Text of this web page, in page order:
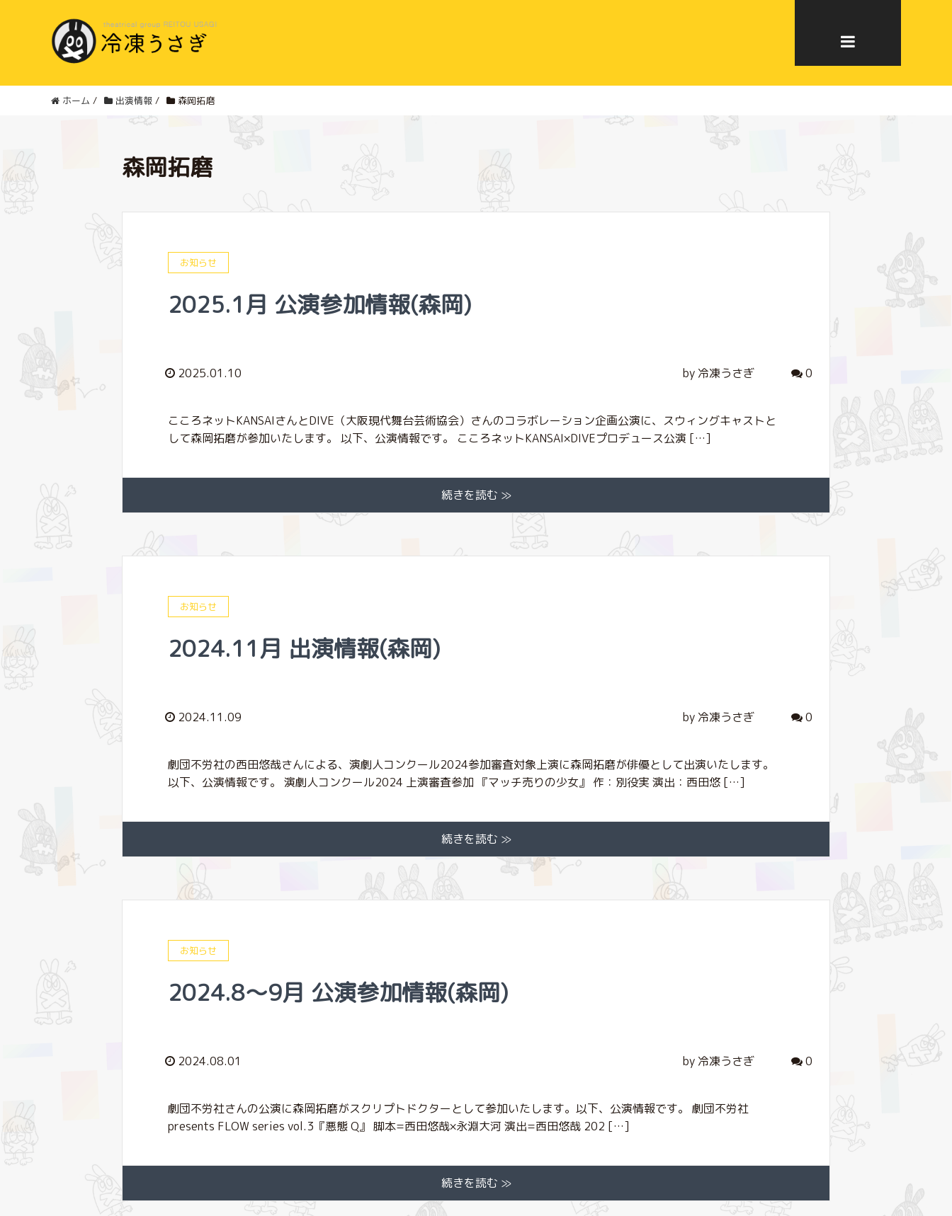
ホーム / 出演情報 / 森岡拓磨
森岡拓磨
お知らせ
2025.1月 公演参加情報(森岡)
2025.01.10 by 冷凍うさぎ 0
こころネットKANSAIさんとDIVE（大阪現代舞台芸術協会）さんのコラボレーション企画公演に、スウィングキャストと
して森岡拓磨が参加いたします。 以下、公演情報です。 こころネットKANSAI×DIVEプロデュース公演 […]
続きを読む ≫
お知らせ
2024.11月 出演情報(森岡)
2024.11.09 by 冷凍うさぎ 0
劇団不労社の西田悠哉さんによる、演劇人コンクール2024参加審査対象上演に森岡拓磨が俳優として出演いたします。
以下、公演情報です。 演劇人コンクール2024 上演審査参加 『マッチ売りの少女』 作：別役実 演出：西田悠 […]
続きを読む ≫
お知らせ
2024.8〜9月 公演参加情報(森岡)
2024.08.01 by 冷凍うさぎ 0
劇団不労社さんの公演に森岡拓磨がスクリプトドクターとして参加いたします。以下、公演情報です。 劇団不労社
presents FLOW series vol.3『悪態 Q』 脚本=西田悠哉×永淵大河 演出=西田悠哉 202 […]
続きを読む ≫